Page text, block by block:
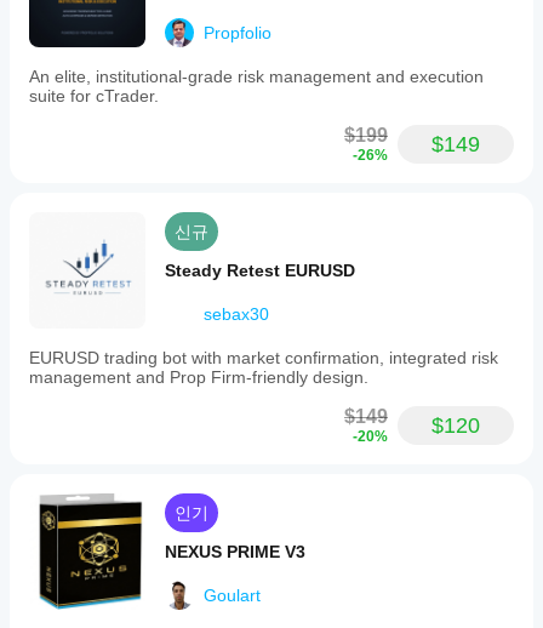
Propfolio
An elite, institutional-grade risk management and execution
suite for cTrader.
$199
-26% $149
신규
Steady Retest EURUSD
sebax30
EURUSD trading bot with market confirmation, integrated risk
management and Prop Firm-friendly design.
$149
-20% $120
인기
NEXUS PRIME V3
Goulart